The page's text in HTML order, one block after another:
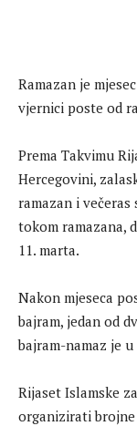
Ramazan je
vjernici poste od
Prema Takvimu
Hercegovini,
ramazan i
tokom ramazana,
11. marta.
Nakon mjeseca
bajram, jedan od
bajram-namaz je
Rijaset Islamske
organizirati